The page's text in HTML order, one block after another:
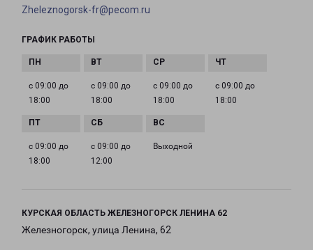
Zheleznogorsk-fr@pecom.ru
ГРАФИК РАБОТЫ
с 09:00 до
18:00
с 09:00 до
18:00
с 09:00 до
18:00
с 09:00 до
18:00
с 09:00 до
18:00
с 09:00 до
12:00
Выходной
КУРСКАЯ ОБЛАСТЬ ЖЕЛЕЗНОГОРСК ЛЕНИНА 62
Железногорск, улица Ленина, 62